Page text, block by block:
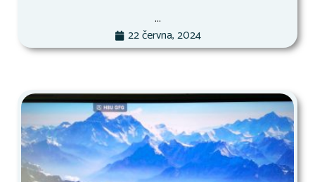
...
22 června, 2024